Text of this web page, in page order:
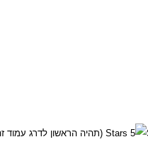
(תהיה הראשון לדרג עמוד